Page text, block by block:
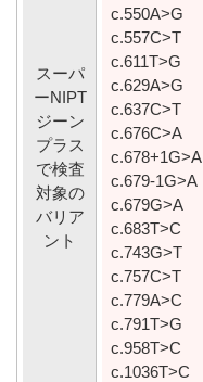
スーパ
ーNIPT
ジーン
プラス
で検査
対象の
バリア
ント
c.550A>G
c.557C>T
c.611T>G
c.629A>G
c.637C>T
c.676C>A
c.678+1G>A
c.679-1G>A
c.679G>A
c.683T>C
c.743G>T
c.757C>T
c.779A>C
c.791T>G
c.958T>C
c.1036T>C